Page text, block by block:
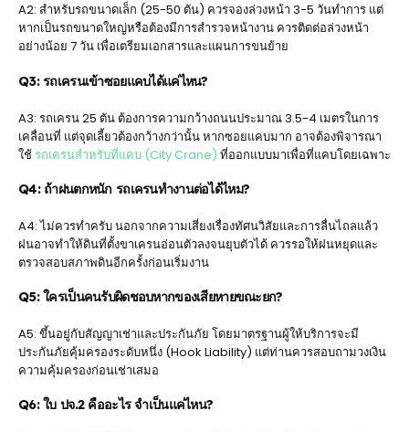
A2: สำหรับรถขนาดเล็ก (25-50 ตัน) ควรจองล่วงหน้า 3-5 วันทำการ แต่
หากเป็นรถขนาดใหญ่หรือต้องมีการสำรวจหน้างาน ควรติดต่อล่วงหน้า
อย่างน้อย 7 วัน เพื่อเตรียมเอกสารและแผนการขนย้าย
Q3: รถเครนเข้าซอยแคบได้แค่ไหน?
A3: รถเครน 25 ตัน ต้องการความกว้างถนนประมาณ 3.5-4 เมตรในการ
เคลื่อนที่ แต่จุดเลี้ยวต้องกว้างกว่านั้น หากซอยแคบมาก อาจต้องพิจารณา
ใช้รถเครนสำหรับที่แคบ (City Crane) ที่ออกแบบมาเพื่อที่แคบโดยเฉพาะ
Q4: ถ้าฝนตกหนัก รถเครนทำงานต่อได้ไหม?
A4: ไม่ควรทำครับ นอกจากความเสี่ยงเรื่องทัศนวิสัยและการลื่นไถลแล้ว
ฝนอาจทำให้ดินที่ตั้งขาเครนอ่อนตัวลงจนยุบตัวได้ ควรรอให้ฝนหยุดและ
ตรวจสอบสภาพดินอีกครั้งก่อนเริ่มงาน
Q5: ใครเป็นคนรับผิดชอบหากของเสียหายขณะยก?
A5: ขึ้นอยู่กับสัญญาเช่าและประกันภัย โดยมาตรฐานผู้ให้บริการจะมี
ประกันภัยคุ้มครองระดับหนึ่ง (Hook Liability) แต่ท่านควรสอบถามวงเงิน
ความคุ้มครองก่อนเช่าเสมอ
Q6: ใบ ปจ.2 คืออะไร จำเป็นแค่ไหน?